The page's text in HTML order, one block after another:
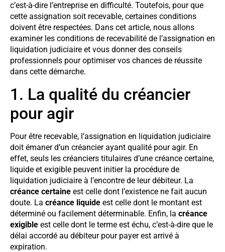
c’est-à-dire l’entreprise en difficulté. Toutefois, pour que
cette assignation soit recevable, certaines conditions
doivent être respectées. Dans cet article, nous allons
examiner les conditions de recevabilité de l’assignation en
liquidation judiciaire et vous donner des conseils
professionnels pour optimiser vos chances de réussite
dans cette démarche.
1. La qualité du créancier
pour agir
Pour être recevable, l’assignation en liquidation judiciaire
doit émaner d’un créancier ayant qualité pour agir. En
effet, seuls les créanciers titulaires d’une créance certaine,
liquide et exigible peuvent initier la procédure de
liquidation judiciaire à l’encontre de leur débiteur. La
créance certaine est celle dont l’existence ne fait aucun
doute. La créance liquide est celle dont le montant est
déterminé ou facilement déterminable. Enfin, la créance
exigible est celle dont le terme est échu, c’est-à-dire que le
délai accordé au débiteur pour payer est arrivé à
expiration.